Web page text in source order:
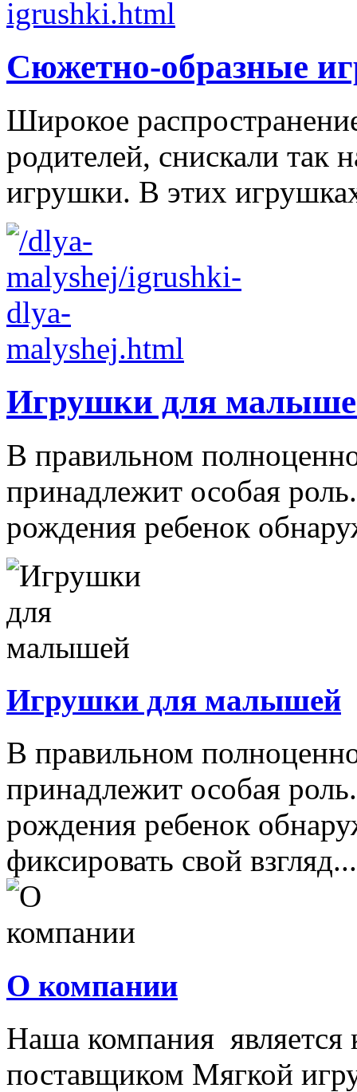
Сюжетно-образные
Широкое
родителей, снискали так
игрушки. В этих
Игрушки для
В правильном
принадлежит особая
рождения ребенок
Игрушки для малышей
В правильном
принадлежит особая
рождения ребенок
фиксировать свой взгляд...
О компании
Наша компания
поставщиком Мягкой